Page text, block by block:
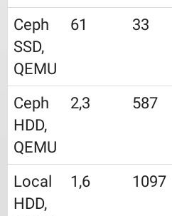
Ceph
SSD,
QEMU
61 33
Ceph
HDD,
QEMU
2,3 587
Local
HDD,
1,6 1097